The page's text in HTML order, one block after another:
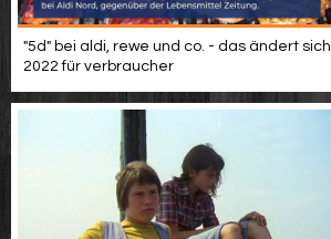
Menu
"5d" bei aldi, rewe und co. - das ändert sich
2022 für verbraucher